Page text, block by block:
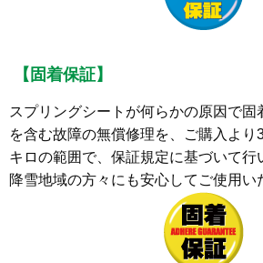
【固着保証】
スプリングシートが何らかの原因で固
を含む故障の無償修理を、ご購入より
キロの範囲で、保証規定に基づいて行
降雪地域の方々にも安心してご使用い